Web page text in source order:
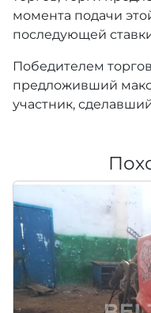
момента подачи
последующей
Победителем
предложивший
участник,